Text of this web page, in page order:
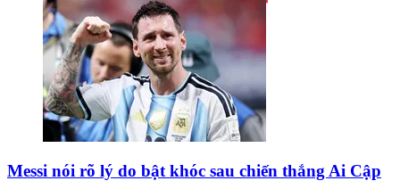
Messi nói rõ lý do bật khóc sau chiến thắng Ai Cập